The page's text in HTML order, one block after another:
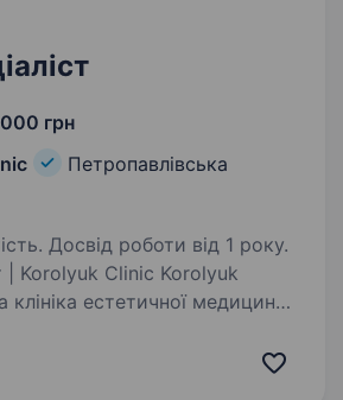
грн
Петропавлівська
Досвід роботи від 1 року.
| Korolyuk Clinic Korolyuk
естетичної медицини,
що формує довіру